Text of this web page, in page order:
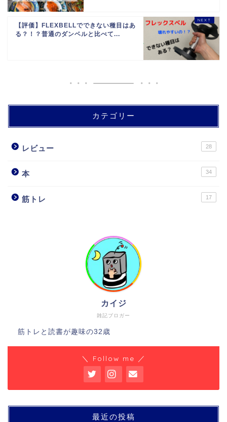
【評価】FLEXBELLでできない種目はあ
る？！？普通のダンベルと比べて...
カテゴリー
レビュー 28
本 34
筋トレ 17
雑記ブロガー
カイジ
筋トレと読書が趣味の32歳
＼ Follow me ／
最近の投稿